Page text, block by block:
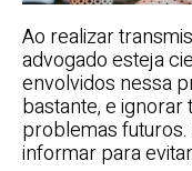
Ao realizar
advogado esteja
envolvidos nessa
bastante, e
problemas
informar para